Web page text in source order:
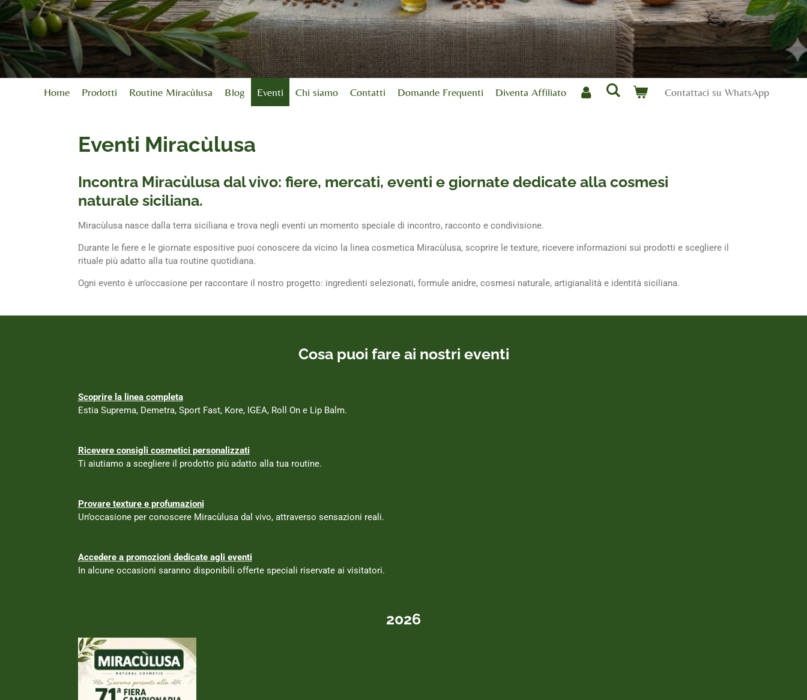
Home Prodotti Routine Miracùlusa Blog Eventi Chi siamo Contatti Domande Frequenti Diventa Affiliato Contattaci su WhatsApp
Eventi Miracùlusa
Incontra Miracùlusa dal vivo: fiere, mercati, eventi e giornate dedicate alla cosmesi
naturale siciliana.
Miracùlusa nasce dalla terra siciliana e trova negli eventi un momento speciale di incontro, racconto e condivisione.
Durante le fiere e le giornate espositive puoi conoscere da vicino la linea cosmetica Miracùlusa, scoprire le texture, ricevere informazioni sui prodotti e scegliere il
rituale più adatto alla tua routine quotidiana.
Ogni evento è un’occasione per raccontare il nostro progetto: ingredienti selezionati, formule anidre, cosmesi naturale, artigianalità e identità siciliana.
Cosa puoi fare ai nostri eventi
Scoprire la linea completa
Estia Suprema, Demetra, Sport Fast, Kore, IGEA, Roll On e Lip Balm.
Ricevere consigli cosmetici personalizzati
Ti aiutiamo a scegliere il prodotto più adatto alla tua routine.
Provare texture e profumazioni
Un’occasione per conoscere Miracùlusa dal vivo, attraverso sensazioni reali.
Accedere a promozioni dedicate agli eventi
In alcune occasioni saranno disponibili offerte speciali riservate ai visitatori.
2026